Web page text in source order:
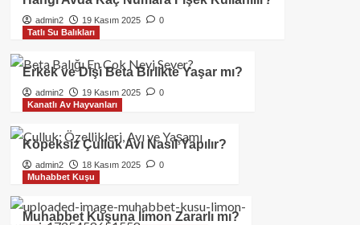
admin2 19 Kasım 2025
0
Tatlı Su Balıkları
Erkek ve Dişi Beta Birlikte Yaşar mı?
admin2 19 Kasım 2025
0
Kanatlı Av Hayvanları
Köpeksiz Çulluk Avı Nasıl Yapılır?
admin2 18 Kasım 2025
0
Muhabbet Kuşu
Muhabbet Kuşuna limon Zararlı mı?